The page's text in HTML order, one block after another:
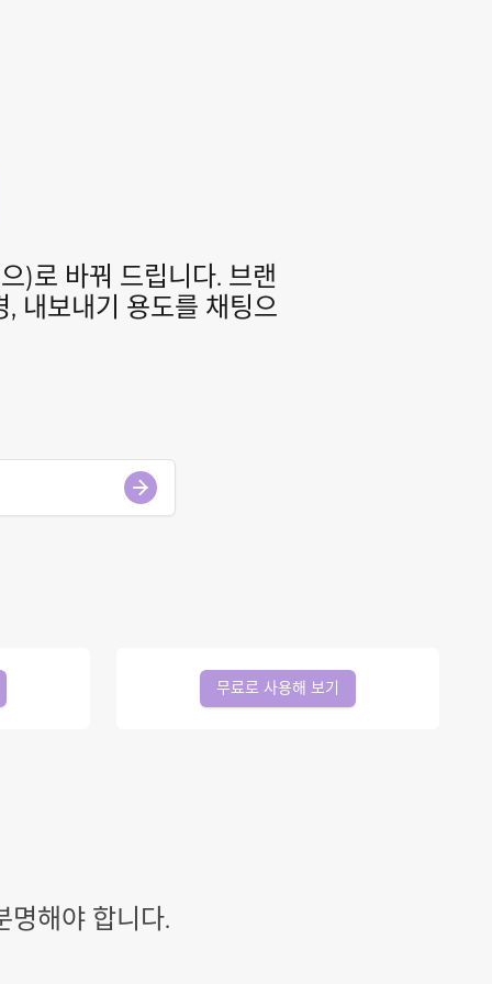
)로 바꿔 드립니다. 브랜
내보내기 용도를 채팅으
무료로 사용해 보기
명해야 합니다.